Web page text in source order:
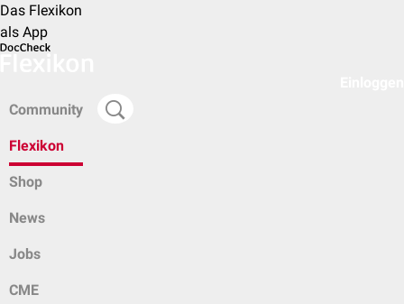
Das Flexikon
als App
Community
Flexikon
Shop
News
Jobs
CME